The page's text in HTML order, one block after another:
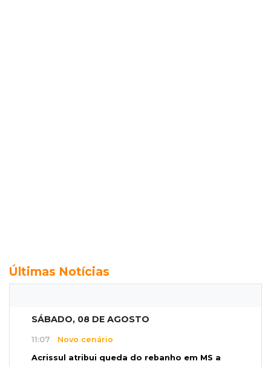
Últimas Notícias
SÁBADO, 08 DE AGOSTO
11:07 Novo cenário
Acrissul atribui queda do rebanho em MS a